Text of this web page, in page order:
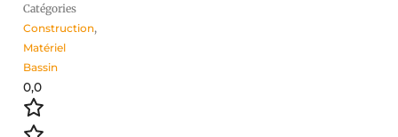
Catégories
Construction,
Matériel
Bassin
0,0